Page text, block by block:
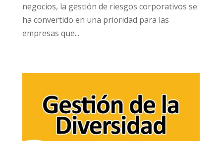
negocios, la gestión de riesgos corporativos se
ha convertido en una prioridad para las
empresas que...